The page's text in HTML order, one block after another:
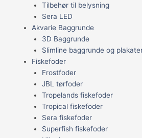
Tilbehør til belysning
Sera LED
Akvarie Baggrunde
3D Baggrunde
Slimline baggrunde og
Fiskefoder
Frostfoder
JBL tørfoder
Tropelands fiskefoder
Tropical fiskefoder
Sera fiskefoder
Superfish fiskefoder